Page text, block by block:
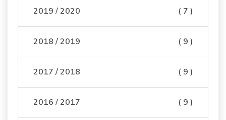
2019 / 2020 ( 7 )
2018 / 2019 ( 9 )
2017 / 2018 ( 9 )
2016 / 2017 ( 9 )